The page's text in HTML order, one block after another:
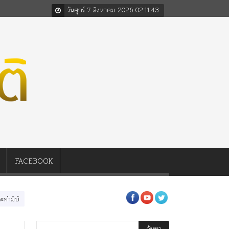
วันศุกร์ 7 สิงหาคม 2026 02:11:44
FACEBOOK
ต่อในหลวงสามรัชกาล ร่วมกว่า 80ปี ร.๖ สร้าง “จุฬาลงกรณ์มหาวิทยาลัย” ตาม